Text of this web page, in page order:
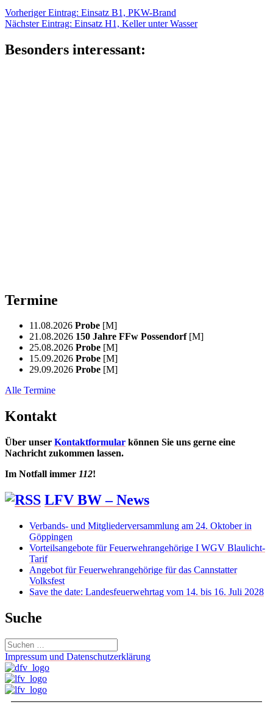
Beitragsnavigation
Vorheriger Eintrag: Vorheriger
Eintrag:
Einsatz B1, PKW-Brand
Nächster Eintrag: Nächster
Einsatz H1, Keller unter Wasser
Besonders interessant:
Termine
11.08.2026 Probe [M]
21.08.2026 150 Jahre FFw Possendorf [M]
25.08.2026 Probe [M]
15.09.2026 Probe [M]
29.09.2026 Probe [M]
Alle Termine
Kontakt
Über unser Kontaktformular können Sie uns gerne eine
Nachricht zukommen lassen.
Im Notfall immer 112!
LFV BW – News
Verbands- und Mitgliederversammlung am 24. Oktober in
Göppingen
Vorteilsangebote für Feuerwehrangehörige I WGV Blaulicht-
Tarif
Angebot für Feuerwehrangehörige für das Cannstatter
Volksfest
Save the date: Landesfeuerwehrtag vom 14. bis 16. Juli 2028
Suche
Suchen
nach:
Impressum und Datenschutzerklärung